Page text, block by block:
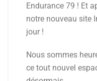
Endurance 79 ! Et
notre nouveau site
jour !
Nous sommes
ce tout nouvel